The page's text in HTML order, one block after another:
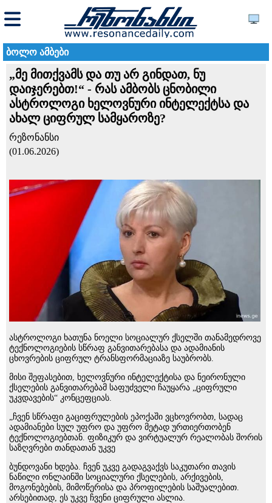
ბოლო ამბები
„მე მითქვამს და თუ არ გინდათ, ნუ
დაიჯერებთ!“ - რას ამბობს ცნობილი
ასტროლოგი ხელოვნური ინტელექტსა და
ახალ ციფრულ სამყაროზე?
რეზონანსი
(01.06.2026)
ასტროლოგი ხათუნა ნოელი სოციალურ ქსელში თანამედროვე
ტექნოლოგიების სწრაფ განვითარებასა და ადამიანის
ცხოვრების ციფრულ ტრანსფორმაციაზე საუბრობს.
მისი შეფასებით, ხელოვნური ინტელექტისა და ნეირონული
ქსელების განვითარებამ საფუძველი ჩაუყარა „ციფრული
უკვდავების“ კონცეფციას.
„ჩვენ სწრაფი გაციფრულების ეპოქაში ვცხოვრობთ, სადაც
ადამიანები სულ უფრო და უფრო მეტად ურთიერთობენ
ტექნოლოგიებთან. ფიზიკურ და ვირტუალურ რეალობას შორის
საზღვრები თანდათან უკვე
ბუნდოვანი ხდება. ჩვენ უკვე გადაგვაქვს საკუთარი თავის
ნაწილი ონლაინში სოციალური ქსელების, არქივების,
მოგონებების, მიმოწერისა და პროფილების საშუალებით.
არსებითად, ეს უკვე ჩვენი ციფრული ასლია.